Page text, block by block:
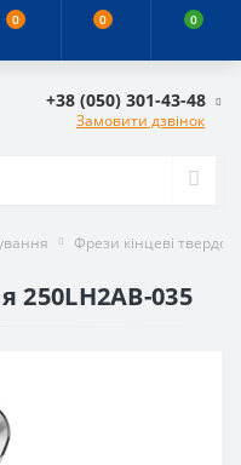
0 0 0
+38 (050) 301-43-48
Замовити дзвінок
Фрези кінцеві
250LH2AB-035